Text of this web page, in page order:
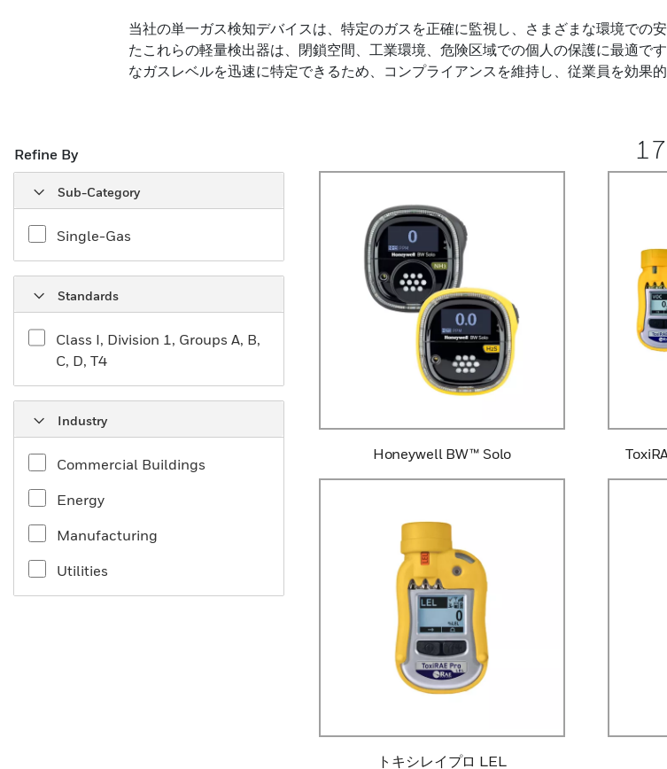
当社の単一ガス検知デバイスは、特定のガスを正確に監視し、さまざまな環境での
たこれらの軽量検出器は、閉鎖空間、工業環境、危険区域での個人の保護に最適で
なガスレベルを迅速に特定できるため、コンプライアンスを維持し、従業員を効果的
Refine By
Sub-Category
Single-Gas
Standards
Class I, Division 1, Groups A, B,
C, D, T4
Industry
Commercial Buildings
Energy
Manufacturing
Utilities
17
Honeywell BW™ Solo
トキシレイプロ LEL